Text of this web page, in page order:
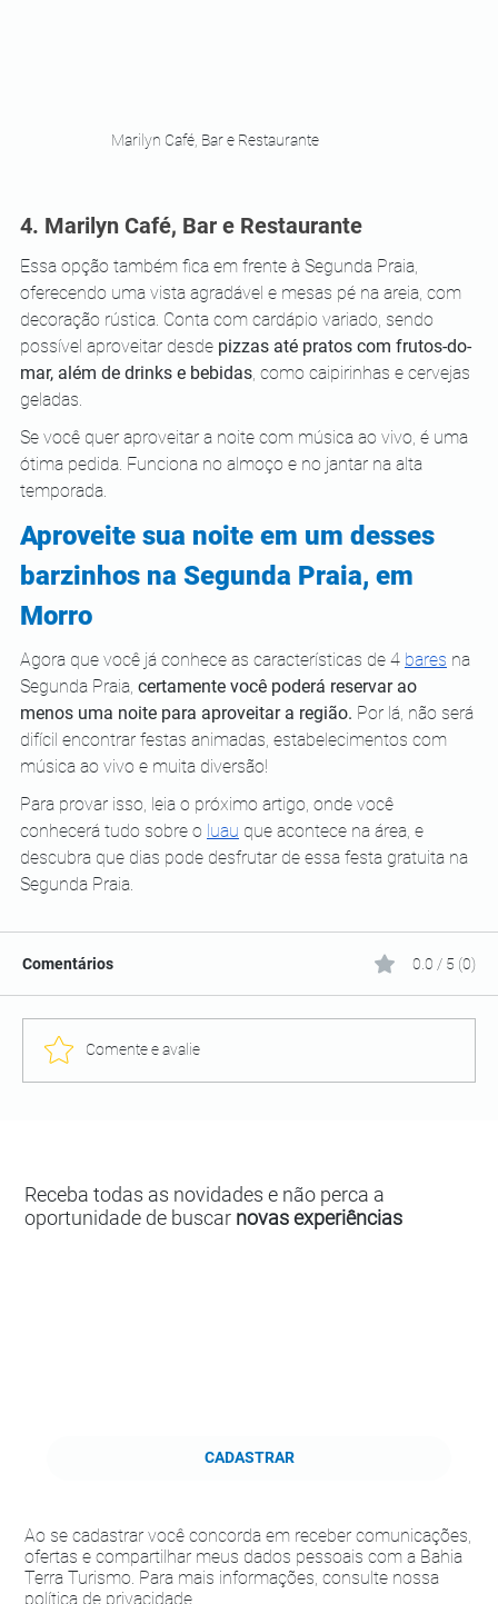
Marilyn Café, Bar e Restaurante
4. Marilyn Café, Bar e Restaurante
Essa opção também fica em frente à Segunda Praia,
oferecendo uma vista agradável e mesas pé na areia, com
decoração rústica. Conta com cardápio variado, sendo
possível aproveitar desde pizzas até pratos com frutos-do-
mar, além de drinks e bebidas , como caipirinhas e cervejas
geladas.
Se você quer aproveitar a noite com música ao vivo, é uma
ótima pedida. Funciona no almoço e no jantar na alta
temporada.
Aproveite sua noite em um desses
barzinhos na Segunda Praia, em
Morro
Agora que você já conhece as características de 4 bares na
Segunda Praia, certamente você poderá reservar ao
menos uma noite para aproveitar a região. Por lá, não será
difícil encontrar festas animadas, estabelecimentos com
música ao vivo e muita diversão!
Para provar isso, leia o próximo artigo, onde você
conhecerá tudo sobre o luau que acontece na área, e
descubra que dias pode desfrutar de essa festa gratuita na
Segunda Praia.
Comentários 0.0 / 5 (0)
Comente e avalie
Receba todas as novidades e não perca a
oportunidade de buscar novas experiências
CADASTRAR
Ao se cadastrar você concorda em receber comunicações,
ofertas e compartilhar meus dados pessoais com a Bahia
Terra Turismo. Para mais informações, consulte nossa
política de privacidade.